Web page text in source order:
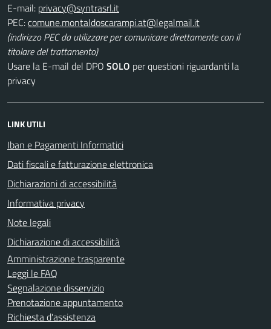
E-mail:
PEC:
(indirizzo PEC da utilizzare per comunicare direttamente con il
titolare del trattamento)
Usare la E-mail del DPO SOLO per questioni riguardanti la
privacy
LINK UTILI
Iban e Pagamenti Informatici
Dati fiscali e fatturazione elettronica
Dichiarazioni di accessibilità
Informativa privacy
Note legali
Dichiarazione di accessibilità
Amministrazione trasparente
Leggi le FAQ
Segnalazione disservizio
Prenotazione appuntamento
Richiesta d'assistenza